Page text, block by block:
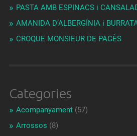
PASTA AMB ESPINACS i
AMANIDA D’ALBERGÍNIA i
CROQUE MONSIEUR DE PAGÈS
Categories
Acompanyament(57)
Arrossos (8)